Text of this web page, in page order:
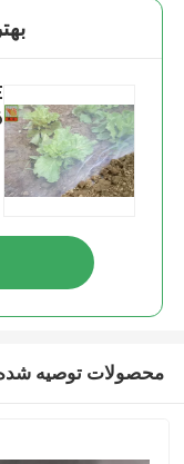
محصولات توصیه